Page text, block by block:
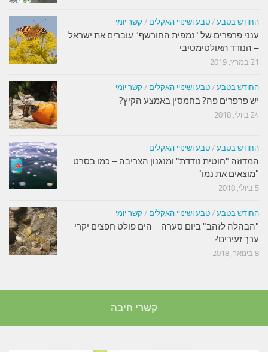
החודש בטבע / טבע ושינויי האקלים / קשר יומי
ענני פרפרים של "נמפית החורשף" עוברים את ישראל
– הנודד האולטימטיבי
21 במרץ, 2019
החודש בטבע / טבע ושינויי האקלים / קשר יומי
יש פרפרים פה? בחמסין באמצע הקיץ?
24 ביולי, 2018
החודש בטבע / טבע ושינויי האקלים
המדוזה "חוטית נודדת" ומנגנון הצריבה – כמו בסרט
"מוצאים את נמו"
5 ביולי, 2018
החודש בטבע / טבע ושינויי האקלים / קשר יומי
"הבהלה לזהב" ביום סערה – הים פולט חפצים יקרי
ערך זעירים?
8 בינואר, 2018
קשרי חיבה